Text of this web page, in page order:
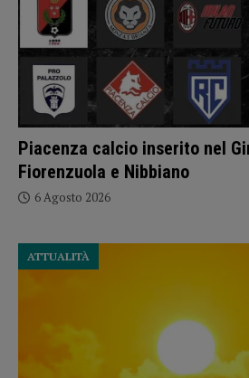
Piacenza calcio inserito nel
Fiorenzuola e Nibbiano
6 Agosto 2026
ATTUALITÀ